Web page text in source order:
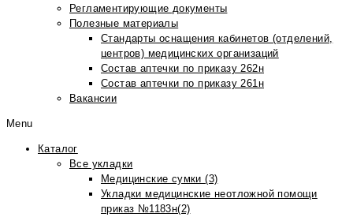
Регламентирующие документы
Полезные материалы
Стандарты оснащения кабинетов (отделений,
центров) медицинских организаций
Состав аптечки по приказу 262н
Состав аптечки по приказу 261н
Вакансии
Menu
Каталог
Все укладки
Медицинские сумки (3)
Укладки медицинские неотложной помощи
приказ №1183н(2)